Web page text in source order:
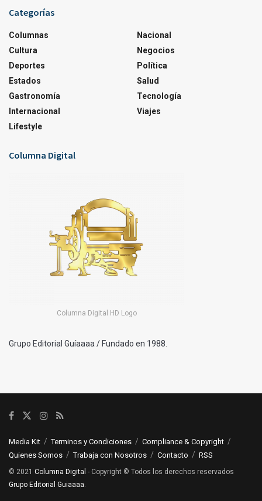
Categorías
Columnas
Cultura
Deportes
Estados
Gastronomía
Internacional
Lifestyle
Nacional
Negocios
Política
Salud
Tecnología
Viajes
Columna Digital
Columna Digital HD Logo
Grupo Editorial Guíaaaa / Fundado en 1988.
Media Kit Terminos y Condiciones
Compliance & Copyright
Quienes Somos
Trabaja con Nosotros Contacto RSS
© 2021 Columna Digital - Copyright © Todos los derechos reservados
Grupo Editorial Guiaaaa.